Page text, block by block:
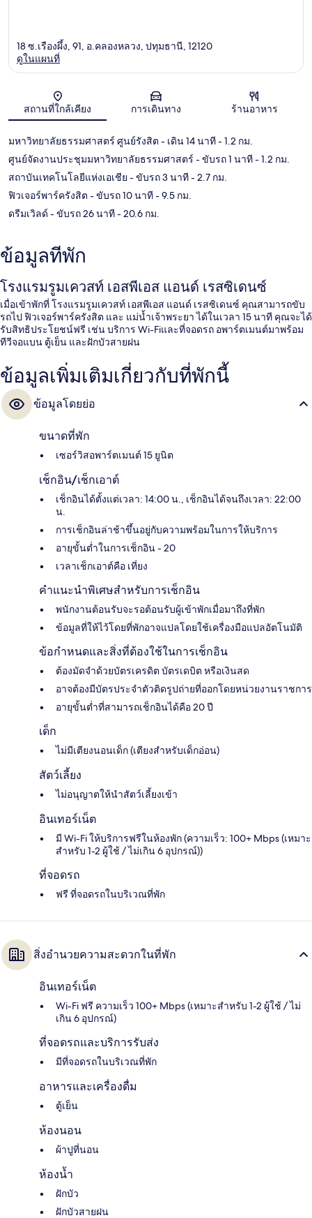
แผนที่
18 ซ.เรืองผึ้ง, 91, อ.คลองหลวง, ปทุมธานี, 12120
ดูในแผนที่
สถานที่ใกล้เคียง การเดินทาง ร้านอาหาร
มหาวิทยาลัยธรรมศาสตร์ ศูนย์รังสิต - เดิน 14 นาที- 1.2 กม.
ศูนย์จัดงานประชุมมหาวิทยาลัยธรรมศาสตร์ - ขับรถ 1 นาที- 1.2 กม.
สถาบันเทคโนโลยีแห่งเอเชีย - ขับรถ 3 นาที- 2.7 กม.
ฟิวเจอร์พาร์ครังสิต - ขับรถ 10 นาที- 9.5 กม.
ดรีมเวิลด์ - ขับรถ 26 นาที- 20.6 กม.
ข้อมูลที่พัก
โรงแรมรูมเควสท์ เอสพีเอส แอนด์ เรสซิเดนซ์
เมื่อเข้าพักที่ โรงแรมรูมเควสท์ เอสพีเอส แอนด์ เรสซิเดนซ์ คุณสามารถขับ
รถไป ฟิวเจอร์พาร์ครังสิต และ แม่น้ำเจ้าพระยา ได้ในเวลา 15 นาที คุณจะได้
รับสิทธิประโยชน์ฟรี เช่น บริการ Wi-Fiและที่จอดรถ อพาร์ตเมนต์มาพร้อม
ทีวีจอแบน ตู้เย็น และฝักบัวสายฝน
ข้อมูลเพิ่มเติมเกี่ยวกับที่พักนี้
ข้อมูลโดยย่อ
ขนาดที่พัก
เซอร์วิสอพาร์ตเมนต์ 15 ยูนิต
เช็กอิน/เช็กเอาต์
เช็กอินได้ตั้งแต่เวลา: 14:00 น., เช็กอินได้จนถึงเวลา: 22:00
น.
การเช็กอินล่าช้าขึ้นอยู่กับความพร้อมในการให้บริการ
อายุขั้นต่ำในการเช็กอิน - 20
เวลาเช็กเอาต์คือ เที่ยง
คำแนะนำพิเศษสำหรับการเช็กอิน
พนักงานต้อนรับจะรอต้อนรับผู้เข้าพักเมื่อมาถึงที่พัก
ข้อมูลที่ให้ไว้โดยที่พักอาจแปลโดยใช้เครื่องมือแปลอัตโนมัติ
ข้อกำหนดและสิ่งที่ต้องใช้ในการเช็กอิน
ต้องมัดจำด้วยบัตรเครดิต บัตรเดบิต หรือเงินสด
อาจต้องมีบัตรประจำตัวติดรูปถ่ายที่ออกโดยหน่วยงานราชการ
อายุขั้นต่ำที่สามารถเช็กอินได้คือ 20 ปี
เด็ก
ไม่มีเตียงนอนเด็ก (เตียงสำหรับเด็กอ่อน)
สัตว์เลี้ยง
ไม่อนุญาตให้นำสัตว์เลี้ยงเข้า
อินเทอร์เน็ต
มี Wi-Fi ให้บริการฟรีในห้องพัก (ความเร็ว: 100+ Mbps (เหมาะ
สำหรับ 1-2 ผู้ใช้ / ไม่เกิน 6 อุปกรณ์))
ที่จอดรถ
ฟรี ที่จอดรถในบริเวณที่พัก
สิ่งอำนวยความสะดวกในที่พัก
อินเทอร์เน็ต
Wi-Fi ฟรี ความเร็ว 100+ Mbps (เหมาะสำหรับ 1-2 ผู้ใช้ / ไม่
เกิน 6 อุปกรณ์)
ที่จอดรถและบริการรับส่ง
มีที่จอดรถในบริเวณที่พัก
อาหารและเครื่องดื่ม
ตู้เย็น
ห้องนอน
ผ้าปูที่นอน
ห้องน้ำ
ฝักบัว
ฝักบัวสายฝน